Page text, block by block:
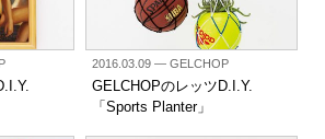
2016.03.09— GELCHOP
GELCHOPのレッツD.I.Y.
「Sports Planter」